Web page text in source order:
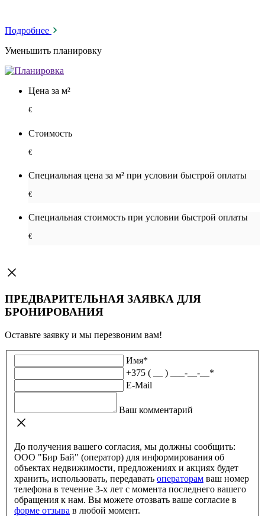
Подробнее
Уменьшить планировку
Цена за м²
€
Стоимость
€
Специальная цена за м² при условии быстрой оплаты
€
Специальная cтоимость при условии быстрой оплаты
€
ПРЕДВАРИТЕЛЬНАЯ ЗАЯВКА ДЛЯ
БРОНИРОВАНИЯ
Оставьте заявку и мы перезвоним вам!
Имя*
+375 ( __ ) ___-__-__ *
E-Mail
Ваш комментарий
До получения вашего согласия, мы должны сообщить:
ООО "Бир Бай" (оператор) для информирования об
объектах недвижимости, предложениях и акциях будет
хранить, использовать, передавать операторам
телефона в течение 3-х лет с момента последнего вашего
обращения к нам. Вы можете отозвать ваше согласие в
форме отзыва
в любой момент.